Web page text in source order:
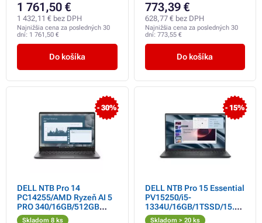
1 761,50 €
1 432,11 € bez DPH
Najnižšia cena za posledných 30
dní: 1 761,50 €
Do košíka
773,39 €
628,77 € bez DPH
Najnižšia cena za posledných 30
dní: 773,55 €
Do košíka
- 30%
DELL NTB Pro 14
PC14255/AMD Ryzeň AI 5
PRO 340/16GB/512GB
SSD/14" FHD+/3
Skladom 8 ks
- 15%
DELL NTB Pro 15 Essential
PV15250/i5-
1334U/16GB/1TSSD/15.6"
FHD/Intel
Skladom > 20 ks